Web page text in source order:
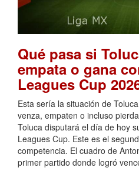
Qué pasa si
empata o gana
Leagues Cup
Esta sería la situación de
venza, empaten o incluso
Toluca disputará el día de hoy
Leagues Cup. Este es el
competencia. El cuadro de
primer partido donde logró